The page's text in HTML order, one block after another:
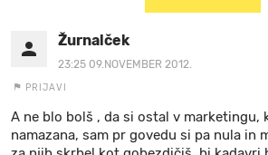
Žurnalček
23:25 09.NOVEMBER 2012.
PRIJAVI
A ne blo bolš , da si ostal v marketingu,
namazana, sam pr govedu si pa nula in